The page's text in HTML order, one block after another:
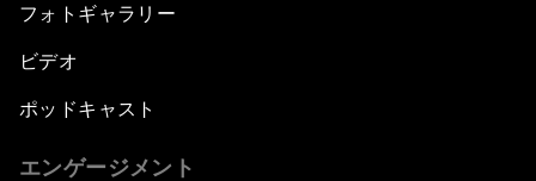
フォトギャラリー
ビデオ
ポッドキャスト
エンゲージメント